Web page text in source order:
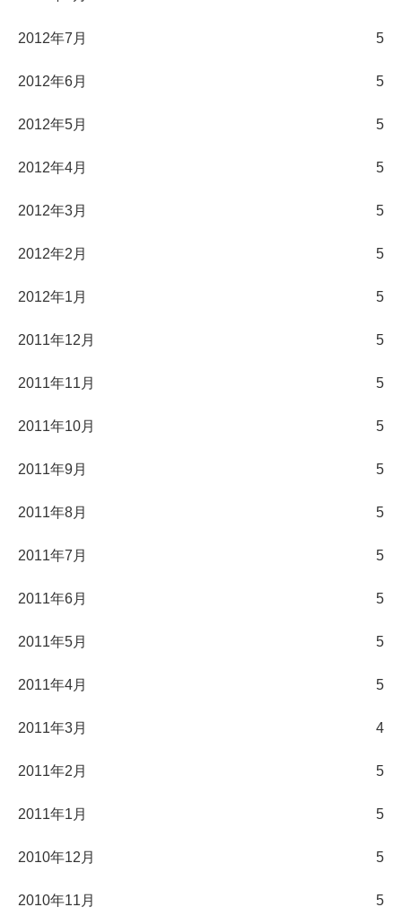
2012年7月 5
2012年6月 5
2012年5月 5
2012年4月 5
2012年3月 5
2012年2月 5
2012年1月 5
2011年12月 5
2011年11月 5
2011年10月 5
2011年9月 5
2011年8月 5
2011年7月 5
2011年6月 5
2011年5月 5
2011年4月 5
2011年3月 4
2011年2月 5
2011年1月 5
2010年12月 5
2010年11月 5